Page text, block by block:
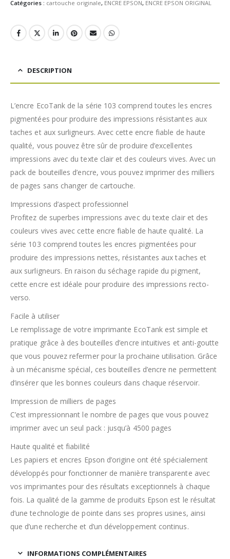
Catégories : cartouche originale, ENCRE EPSON, ENCRE EPSON ORIGINAL
DESCRIPTION
L’encre EcoTank de la série 103 comprend toutes les encres
pigmentées pour produire des impressions résistantes aux
taches et aux surligneurs. Avec cette encre fiable de haute
qualité, vous pouvez être sûr de produire d’excellentes
impressions avec du texte clair et des couleurs vives. Avec un
pack de bouteilles d’encre, vous pouvez imprimer des milliers
de pages sans changer de cartouche.
Impressions d’aspect professionnel
Profitez de superbes impressions avec du texte clair et des
couleurs vives avec cette encre fiable de haute qualité. La
série 103 comprend toutes les encres pigmentées pour
produire des impressions nettes, résistantes aux taches et
aux surligneurs. En raison du séchage rapide du pigment,
cette encre est idéale pour produire des impressions recto-
verso.
Facile à utiliser
Le remplissage de votre imprimante EcoTank est simple et
pratique grâce à des bouteilles d’encre intuitives et anti-goutte
que vous pouvez refermer pour la prochaine utilisation. Grâce
à un mécanisme spécial, ces bouteilles d’encre ne permettent
d’insérer que les bonnes couleurs dans chaque réservoir.
Impression de milliers de pages
C’est impressionnant le nombre de pages que vous pouvez
imprimer avec un seul pack : jusqu’à 4500 pages
Haute qualité et fiabilité
Les papiers et encres Epson d’origine ont été spécialement
développés pour fonctionner de manière transparente avec
vos imprimantes pour des résultats exceptionnels à chaque
fois. La qualité de la gamme de produits Epson est le résultat
d’une technologie de pointe dans ses propres usines, ainsi
que d’une recherche et d’un développement continus.
INFORMATIONS COMPLÉMENTAIRES